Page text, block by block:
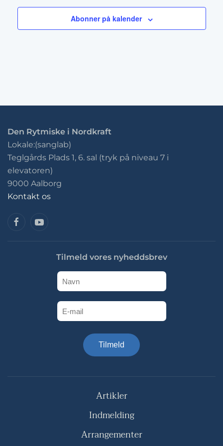
Abonner på kalender
Den Rytmiske i Nordkraft
Lokale:(sanglab)
Teglgårds Plads 1, 6. sal (tryk på niveau 7 i
elevatoren)
9000 Aalborg
Kontakt os
Tilmeld vores nyheddsbrev
Tilmeld
Artikler
Indmelding
Arrangementer